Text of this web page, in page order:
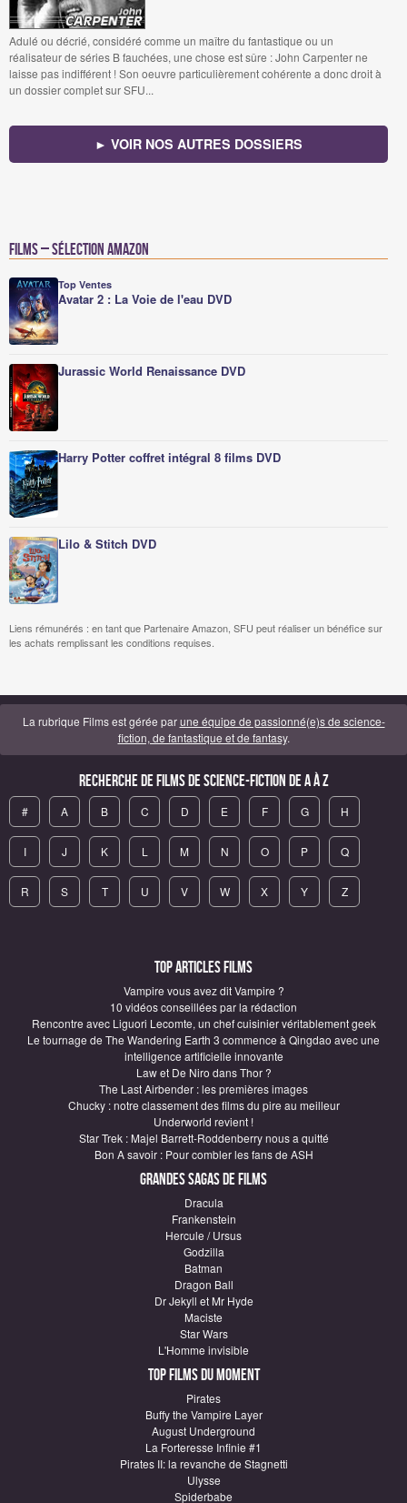
Adulé ou décrié, considéré comme un maître du fantastique ou un
réalisateur de séries B fauchées, une chose est sûre : John Carpenter ne
laisse pas indifférent ! Son oeuvre particulièrement cohérente a donc droit à
un dossier complet sur SFU...
► VOIR NOS AUTRES DOSSIERS
Films – Sélection Amazon
Top Ventes
Avatar 2 : La Voie de l'eau DVD
Jurassic World Renaissance DVD
Harry Potter coffret intégral 8 films DVD
Lilo & Stitch DVD
Liens rémunérés : en tant que Partenaire Amazon, SFU peut réaliser un bénéfice sur
les achats remplissant les conditions requises.
La rubrique Films est gérée parune équipe de passionné(e)s de science-
fiction, de fantastique et de fantasy.
Recherche de Films de science-fiction de A à Z
# A B C D E F G H
I J K L M N O P Q
R S T U V W X Y Z
Top articles Films
Vampire vous avez dit Vampire ?
10 vidéos conseillées par la rédaction
Rencontre avec Liguori Lecomte, un chef cuisinier véritablement geek
Le tournage de The Wandering Earth 3 commence à Qingdao avec une
intelligence artificielle innovante
Law et De Niro dans Thor ?
The Last Airbender : les premières images
Chucky : notre classement des films du pire au meilleur
Underworld revient !
Star Trek : Majel Barrett-Roddenberry nous a quitté
Bon A savoir : Pour combler les fans de ASH
Grandes sagas de Films
Dracula
Frankenstein
Hercule / Ursus
Godzilla
Batman
Dragon Ball
Dr Jekyll et Mr Hyde
Maciste
Star Wars
L'Homme invisible
Top Films du moment
Pirates
Buffy the Vampire Layer
August Underground
La Forteresse Infinie #1
Pirates II: la revanche de Stagnetti
Ulysse
Spiderbabe